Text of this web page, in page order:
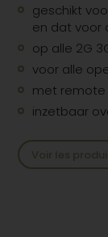
geschikt
en dat voor
op alle 2G
voor alle
met remote
inzetbaar
Voir les